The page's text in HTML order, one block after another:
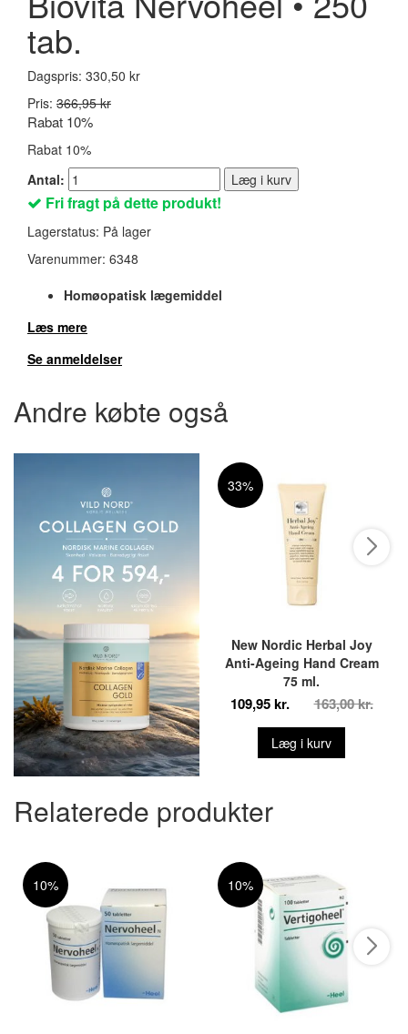
tab.
Dagspris: 330,50 kr
Pris: 366,95 kr
Rabat 10%
Rabat 10%
Antal:
Læg i kurv
Fri fragt på dette produkt!
Lagerstatus: På lager
Varenummer: 6348
Homøopatisk lægemiddel
Læs mere
Se anmeldelser
Andre købte også
33%
New Nordic Herbal Joy
Anti-Ageing Hand Cream
75 ml.
109,95 kr. 163,00 kr.
Læg i kurv
Relaterede produkter
10% 10%